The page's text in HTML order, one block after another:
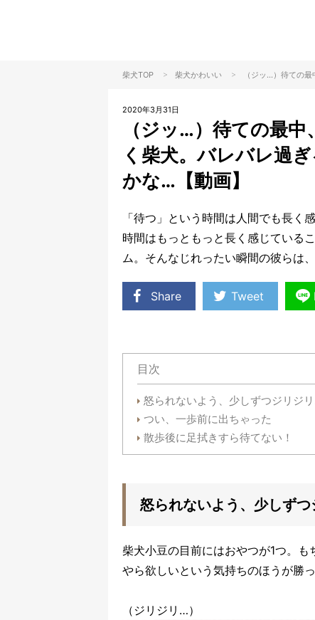
柴犬TOP > 柴犬かわいい > （ジッ…）待ての
2020年3月31日
（ジッ…）待ての最
く柴犬。バレバレ過
かな…【動画】
「待つ」という時間は人間でも長く
時間はもっともっと長く感じている
ム。そんなじれったい瞬間の彼らは
Share Tweet
目次
怒られないよう、少しずつジリジ
つい、一歩前に出ちゃった
散歩後に足拭きすら待てない！
怒られないよう、少しず
柴犬小豆の目前にはおやつが1つ。
やら欲しいという気持ちのほうが勝
（ジリジリ…）